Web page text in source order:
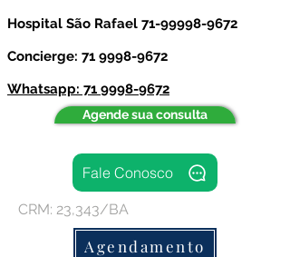
Hospital São Rafael 71-99998-9672
Concierge: 71 9998-9672
Whatsapp: 71 9998-9672
Agende sua consulta
Fale Conosco
CRM: 23,343/BA
Agendamento